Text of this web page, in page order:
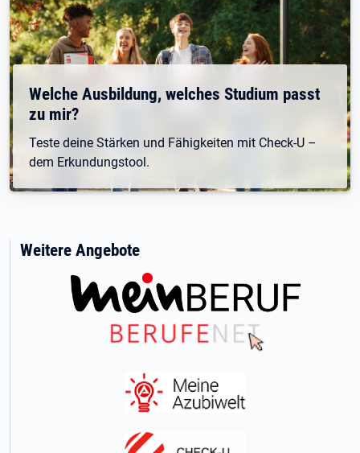
Welche Ausbildung, welches Studium passt
zu mir?
Teste deine Stärken und Fähigkeiten mit Check-U –
dem Erkundungstool.
Weitere Angebote